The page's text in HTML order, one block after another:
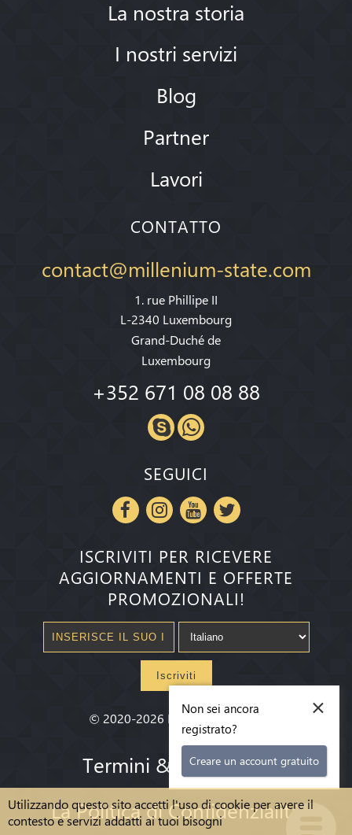
Utilizzando questo sito accetti l'uso di cookie per avere il
contesto e servizi addatti ai tuoi bisogni
La nostra storia
I nostri servizi
Blog
Partner
Lavori
CONTATTO
contact@millenium-state.com
1. rue Phillipe II
L-2340 Luxembourg
Grand-Duché de
Luxembourg
+352 671 08 08 88
SEGUICI
ISCRIVITI PER RICEVERE
AGGIORNAMENTI E OFFERTE
PROMOZIONALI!
Iscriviti
© 2020-2026 Millenium State®
Termini & condizioni
La Politica di Confidenzialità
×
Non sei ancora
registrato?
Creare un account gratuito